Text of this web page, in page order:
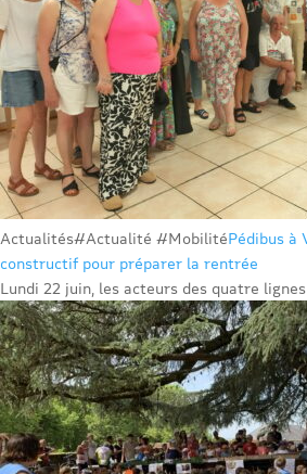
Actualités#Actualité #MobilitéPédibus à
constructif pour préparer la rentrée
Lundi 22 juin, les acteurs des quatre lignes